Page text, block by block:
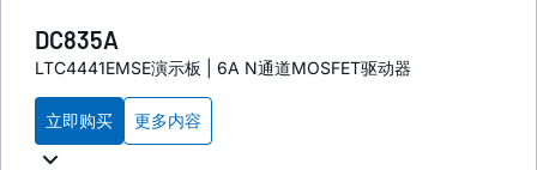
DC835A
LTC4441EMSE演示板 | 6A N通道MOSFET驱动器
立即购买 更多内容